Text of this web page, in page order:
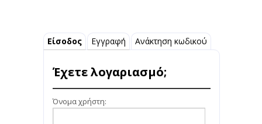
Είσοδος Εγγραφή Ανάκτηση κωδικού
Έχετε λογαριασμό;
Όνομα χρήστη: